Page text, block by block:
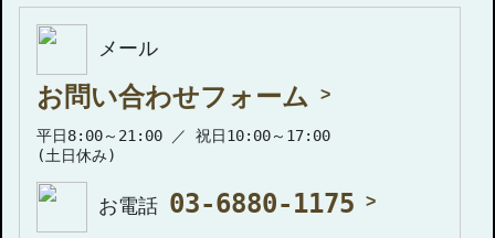
メール
お問い合わせフォーム
平日8:00～21:00 ／ 祝日10:00～17:00
(土日休み)
お電話 03-6880-1175